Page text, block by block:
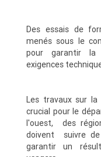
Des essais de
menés sous le
pour garantir la
exigences
Les travaux sur
crucial pour le
l'ouest, des
doivent suivre
garantir un